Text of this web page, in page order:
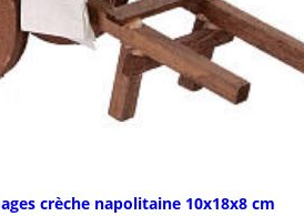
crèche napolitaine 10x18x8 cm